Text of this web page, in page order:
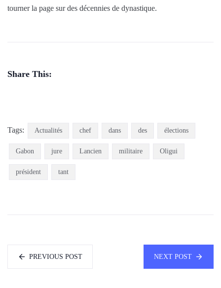
tourner la page sur des décennies de dynastique.
Share This:
Tags: Actualités chef dans des élections
Gabon jure Lancien militaire Oligui
président tant
PREVIOUS POST NEXT POST